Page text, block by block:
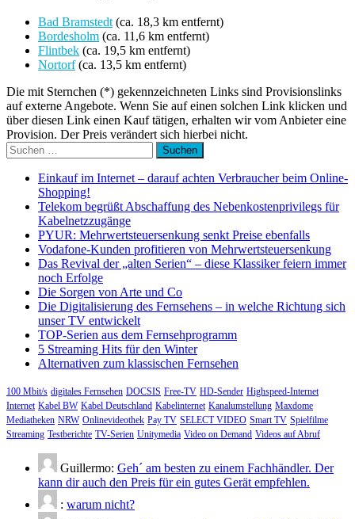
Bad Bramstedt(ca. 18,3 km entfernt)
Bordesholm (ca. 11,6 km entfernt)
Flintbek (ca. 19,5 km entfernt)
Nortorf(ca. 13,5 km entfernt)
Die mit Sternchen (*) gekennzeichneten Links sind Provisionslinks
auf externe Angebote. Wenn Sie auf einen solchen Link klicken und
über diesen Link einen Kauf tätigen, erhalten wir vom Anbieter eine
Provision. Der Preis verändert sich hierbei nicht.
Suchen
nach:
Einkauf im Internet – darauf achten Verbraucher beim Online-
Shopping!
Telekom begrüßt Abschaffung des Nebenkostenprivilegs für
Kabelnetzzugänge
PYUR: Mehrwertsteuersenkung senkt Preise ebenfalls
Vodafone-Kunden profitieren von Mehrwertsteuersenkung
Das Revival der „alten Serien“ – diese Klassiker feiern immer
noch Erfolge
Die Sorgen von Arte und Co
Die Digitalisierung des Fernsehens – in welche Richtung sich
unser TV entwickelt
TOP-Serien aus dem Fernsehprogramm
5 Streaming Hits für den Winter
Alternativen zum klassischen Fernsehen
100 Mbit/s digitales Fernsehen DOCSIS Free-TV HD-Sender Highspeed-Internet
Internet Kabel BW Kabel Deutschland Kabelinternet Kanalumstellung Maxdome
Mediatheken NRW Onlinevideothek Pay TV SELECT VIDEO Smart TV Spielfilme
Streaming Testberichte TV-Serien Unitymedia Video on Demand Videos auf Abruf
Guillermo: Geh´ am besten zu einem Fachhändler. Der
kann dir auch den Preis für ein gutes Gerät empfehlen.
: warum nicht?